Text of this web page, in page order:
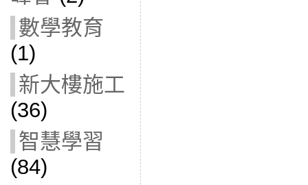
數學教育
(1)
新大樓施工
(36)
智慧學習
(84)